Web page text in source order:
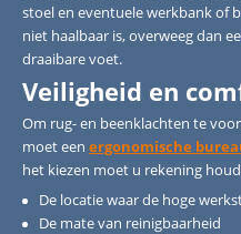
stoel en eventuele werkbank of
niet haalbaar is, overweeg dan
draaibare voet.
Veiligheid en
Om rug- en beenklachten te
moet een ergonomische
het kiezen moet u rekening
De locatie waar de hoge
De mate van reinigbaarheid